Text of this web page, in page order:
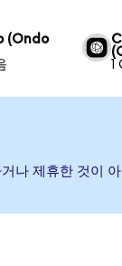
(Ondo
1
나 제휴한 것이